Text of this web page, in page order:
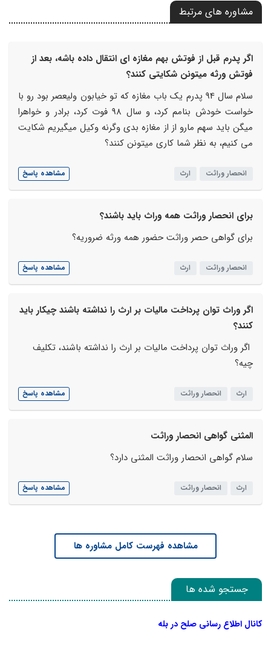
مشاوره های مرتبط
اگر پدرم قبل از فوتش بهم مغازه ای انتقال داده باشه، بعد از
فوتش ورثه میتونن شکایتی کنند؟
سلام سال 94 پدرم یک باب مغازه که تو خیابون ولیعصر بود رو با
خواست خودش بنامم کرد، و سال 98 فوت کرد، برادر و خواهرا
میگن باید سهم مارو از از مغازه بدی وگرنه وکیل میگیریم شکایت
می کنیم، به نظر شما کاری میتونن کنند؟
انحصار وراثت ارث مشاهده پاسخ
برای انحصار وراثت همه وراث باید باشند؟
برای گواهی حصر وراثت حضور همه ورثه ضروریه؟
انحصار وراثت ارث مشاهده پاسخ
اگر وراث توان پرداخت مالیات بر ارث را نداشته باشند چیکار باید
کنند؟
اگر وراث توان پرداخت مالیات بر ارث را نداشته باشند، تکلیف
چیه؟
ارث انحصار وراثت مشاهده پاسخ
المثنی گواهی انحصار وراثت
سلام گواهی انحصار وراثت المثنی دارد؟
ارث انحصار وراثت مشاهده پاسخ
مشاهده فهرست کامل مشاوره ها
جستجو شده ها
کانال اطلاع رسانی صلح در بله